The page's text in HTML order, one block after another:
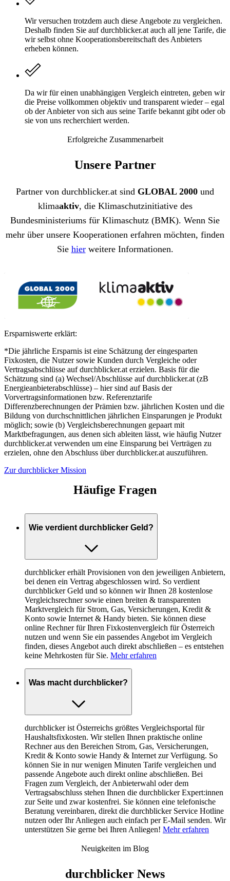
Wir versuchen trotzdem auch diese Angebote zu vergleichen.
Deshalb finden Sie auf durchblicker.at auch all jene Tarife, die
wir selbst ohne Kooperationsbereitschaft des Anbieters
erheben können.
Da wir für einen unabhängigen Vergleich eintreten, geben wir
die Preise vollkommen objektiv und transparent wieder – egal
ob der Anbieter von sich aus seine Tarife bekannt gibt oder ob
sie von uns recherchiert werden.
Erfolgreiche Zusammenarbeit
Unsere Partner
Partner von durchblicker.at sind GLOBAL 2000 und
klimaaktiv, die Klimaschutzinitiative des
Bundesministeriums für Klimaschutz (BMK). Wenn Sie
mehr über unsere Kooperationen erfahren möchten, finden
Sie hierweitere Informationen.
Ersparniswerte erklärt:
*Die jährliche Ersparnis ist eine Schätzung der eingesparten
Fixkosten, die Nutzer sowie Kunden durch Vergleiche oder
Vertragsabschlüsse auf durchblicker.at erzielen. Basis für die
Schätzung sind (a) Wechsel/Abschlüsse auf durchblicker.at (zB
Energieanbieterabschlüsse) – hier sind auf Basis der
Vorvertragsinformationen bzw. Referenztarife
Differenzberechnungen der Prämien bzw. jährlichen Kosten und die
Bildung von durchschnittlichen jährlichen Einsparungen je Produkt
möglich; sowie (b) Vergleichsberechnungen gepaart mit
Marktbefragungen, aus denen sich ableiten lässt, wie häufig Nutzer
durchblicker.at verwenden um eine Einsparung bei Verträgen zu
erzielen, ohne den Abschluss über durchblicker.at auszuführen.
Zur durchblicker Mission
Häufige Fragen
Wie verdient durchblicker Geld?
durchblicker erhält Provisionen von den jeweiligen Anbietern,
bei denen ein Vertrag abgeschlossen wird. So verdient
durchblicker Geld und so können wir Ihnen 28 kostenlose
Vergleichsrechner sowie einen breiten & transparenten
Marktvergleich für Strom, Gas, Versicherungen, Kredit &
Konto sowie Internet & Handy bieten. Sie können diese
online Rechner für Ihren Fixkostenvergleich für Österreich
nutzen und wenn Sie ein passendes Angebot im Vergleich
finden, dieses Angebot auch direkt abschließen – es entstehen
keine Mehrkosten für Sie. Mehr erfahren
Was macht durchblicker?
durchblicker ist Österreichs größtes Vergleichsportal für
Haushaltsfixkosten. Wir stellen Ihnen praktische online
Rechner aus den Bereichen Strom, Gas, Versicherungen,
Kredit & Konto sowie Handy & Internet zur Verfügung. So
können Sie in nur wenigen Minuten Tarife vergleichen und
passende Angebote auch direkt online abschließen. Bei
Fragen zum Vergleich, der Anbieterwahl oder dem
Vertragsabschluss stehen Ihnen die durchblicker Expert:innen
zur Seite und zwar kostenfrei. Sie können eine telefonische
Beratung vereinbaren, direkt die durchblicker Service Hotline
nutzen oder Ihr Anliegen auch einfach per E-Mail senden. Wir
unterstützen Sie gerne bei Ihren Anliegen! Mehr erfahren
Neuigkeiten im Blog
durchblicker News